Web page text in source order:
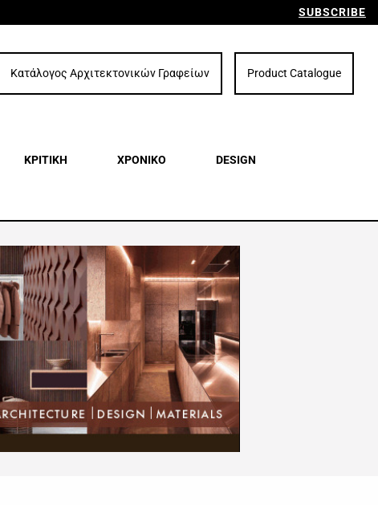
SUBSCRIBE
Κατάλογος Αρχιτεκτονικών Γραφείων Product Catalogue
ΚΡΙΤΙΚΗ ΧΡΟΝΙΚΟ DESIGN